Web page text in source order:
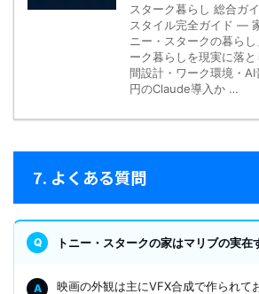
スターク暮らし 総合ガ
スタイル完全ガイド —
ニー・スタークの暮ら
ーク暮らしを現実に落
間設計・ワーク環境・
円のClaude導入か …
7. よくある質問
トニー・スタークの家はマリブの実在
映画の外観は主にVFX合成で作られて